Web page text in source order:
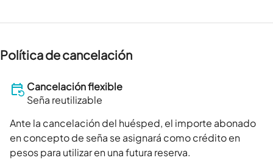
Política de cancelación
Cancelación flexible
Seña reutilizable
Ante la cancelación del huésped, el importe abonado
en concepto de seña se asignará como crédito en
pesos para utilizar en una futura reserva.